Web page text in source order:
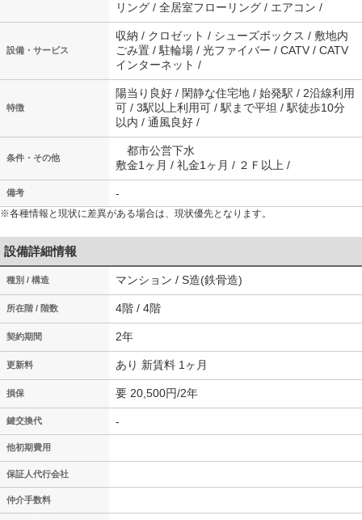
リング / 全居室フローリング / エアコン /
設備・サービス
収納 / クロゼット / シューズボックス / 敷地内
ごみ置 / 駐輪場 / 光ファイバー / CATV / CATV
インターネット /
特徴
陽当り良好 / 閑静な住宅地 / 始発駅 / 2沿線利用
可 / 3駅以上利用可 / 駅まで平坦 / 駅徒歩10分
以内 / 通風良好 /
条件・その他
都市公営下水
敷金1ヶ月 / 礼金1ヶ月 / ２Ｆ以上 /
備考 -
※各種情報と現状に差異がある場合は、現状優先となります。
設備詳細情報
種別 / 構造 マンション / S造(鉄骨造)
所在階 / 階数 4階 / 4階
契約期間 2年
更新料 あり 新賃料 1ヶ月
損保 要 20,500円/2年
鍵交換代 -
他初期費用
保証人代行会社
仲介手数料